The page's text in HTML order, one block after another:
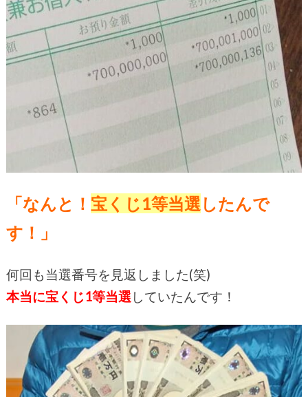
「なんと！ 宝くじ1等当選 したんで
す！」
何回も当選番号を見返しました(笑)
本当に宝くじ1等当選 していたんです！